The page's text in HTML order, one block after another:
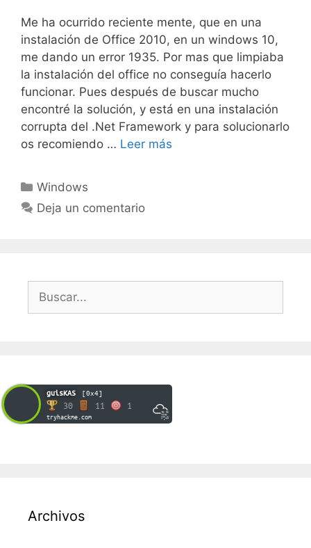
Me ha ocurrido reciente mente, que en una
instalación de Office 2010, en un windows 10,
me dando un error 1935. Por mas que limpiaba
la instalación del office no conseguía hacerlo
funcionar. Pues después de buscar mucho
encontré la solución, y está en una instalación
corrupta del .Net Framework y para solucionarlo
os recomiendo … Leer más
Categorías
Windows
Deja un comentario
Buscar:
guisKAS [0x4]
30 11 1
tryhackme.com
Archivos